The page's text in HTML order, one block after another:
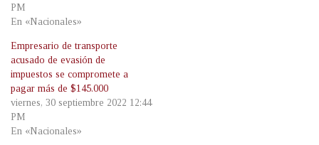
PM
En «Nacionales»
Empresario de transporte
acusado de evasión de
impuestos se compromete a
pagar más de $145.000
viernes, 30 septiembre 2022 12:44
PM
En «Nacionales»